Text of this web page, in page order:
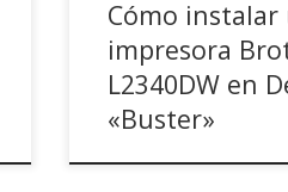
Cómo instalar
impresora
L2340DW en
«Buster»